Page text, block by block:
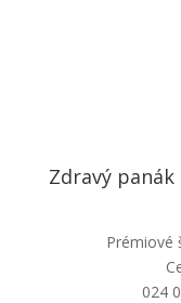
Zdravý panák
Prémiové
024